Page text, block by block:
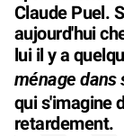
Claude Puel.
aujourd'hui
lui il y a
ménage dans
qui s'imagine
retardement.